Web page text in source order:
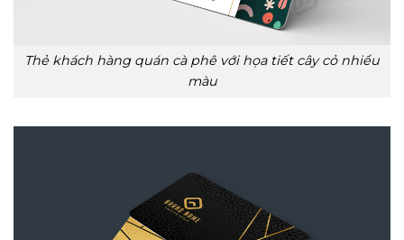
Thẻ khách hàng quán cà phê với họa tiết cây cỏ nhiều
màu